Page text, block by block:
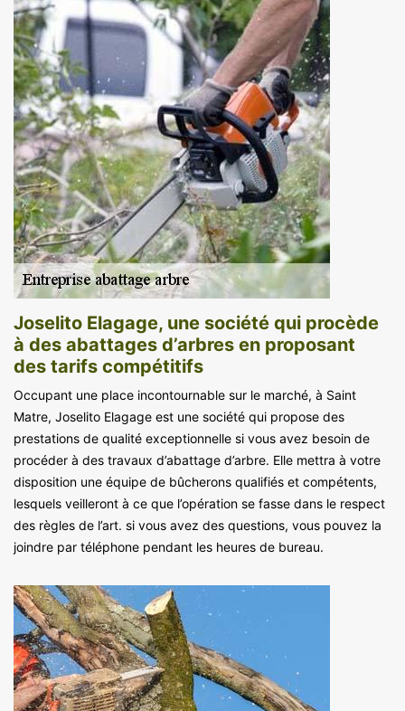
Joselito Elagage, une société qui procède
à des abattages d’arbres en proposant
des tarifs compétitifs
Occupant une place incontournable sur le marché, à Saint
Matre, Joselito Elagage est une société qui propose des
prestations de qualité exceptionnelle si vous avez besoin de
procéder à des travaux d’abattage d’arbre. Elle mettra à votre
disposition une équipe de bûcherons qualifiés et compétents,
lesquels veilleront à ce que l’opération se fasse dans le respect
des règles de l’art. si vous avez des questions, vous pouvez la
joindre par téléphone pendant les heures de bureau.